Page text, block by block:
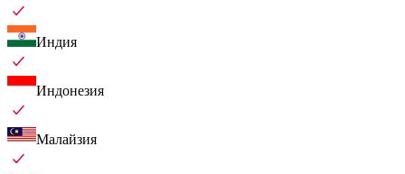
Индия
Индонезия
Малайзия